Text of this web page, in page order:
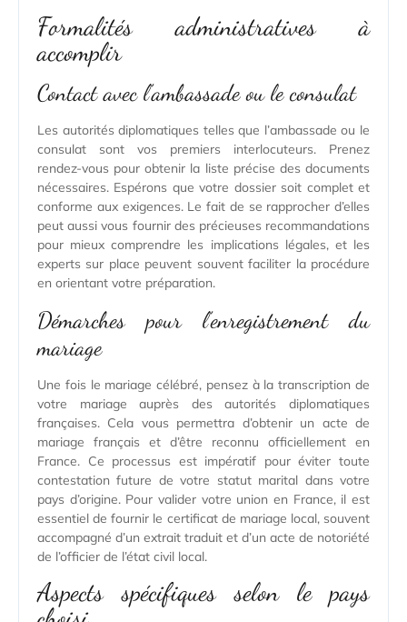
Formalités administratives à
accomplir
Contact avec l’ambassade ou le consulat
Les autorités diplomatiques telles que l’ambassade ou le
consulat sont vos premiers interlocuteurs. Prenez
rendez-vous pour obtenir la liste précise des documents
nécessaires. Espérons que votre dossier soit complet et
conforme aux exigences. Le fait de se rapprocher d’elles
peut aussi vous fournir des précieuses recommandations
pour mieux comprendre les implications légales, et les
experts sur place peuvent souvent faciliter la procédure
en orientant votre préparation.
Démarches pour l’enregistrement du
mariage
Une fois le mariage célébré, pensez à la transcription de
votre mariage auprès des autorités diplomatiques
françaises. Cela vous permettra d’obtenir un acte de
mariage français et d’être reconnu officiellement en
France. Ce processus est impératif pour éviter toute
contestation future de votre statut marital dans votre
pays d’origine. Pour valider votre union en France, il est
essentiel de fournir le certificat de mariage local, souvent
accompagné d’un extrait traduit et d’un acte de notoriété
de l’officier de l’état civil local.
Aspects spécifiques selon le pays